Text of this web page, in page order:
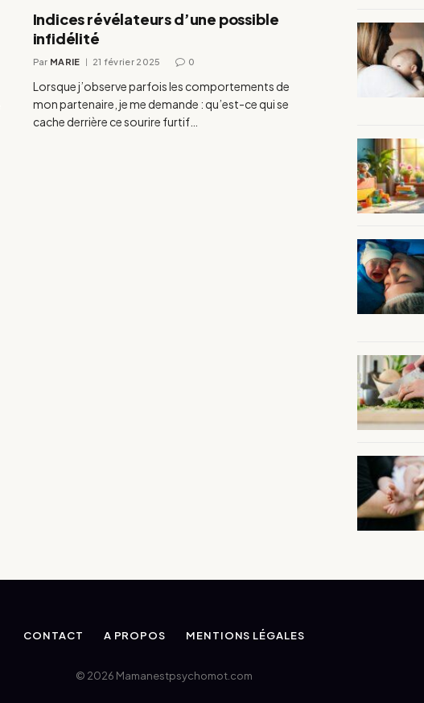
Indices révélateurs d’une possible
infidélité
Par MARIE 21 février 2025 0
Lorsque j’observe parfois les comportements de
mon partenaire, je me demande : qu’est-ce qui se
cache derrière ce sourire furtif…
CONTACT A PROPOS MENTIONS LÉGALES
© 2026 Mamanestpsychomot.com